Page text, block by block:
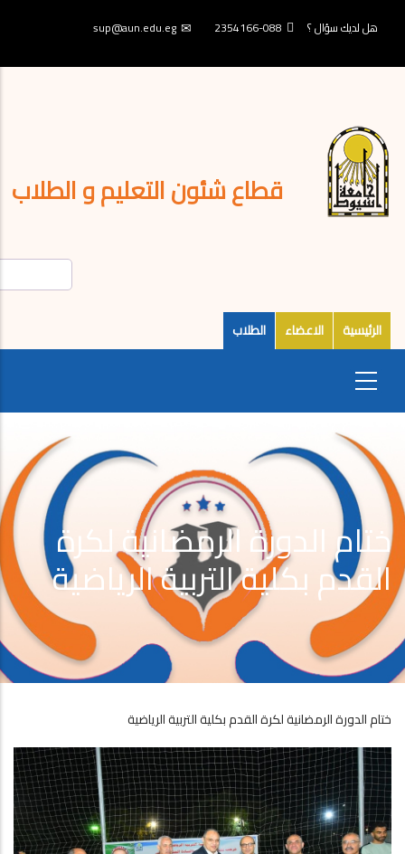
الرئيسي
هل لديك سؤال ؟ 088-2354166
sup@aun.edu.eg
قطاع شئون التعليم و الطلاب
الرئيسية الاعضاء الطلاب
ختام الدورة الرمضانية لكرة
القدم بكلية التربية الرياضية
ختام الدورة الرمضانية لكرة القدم بكلية التربية الرياضية